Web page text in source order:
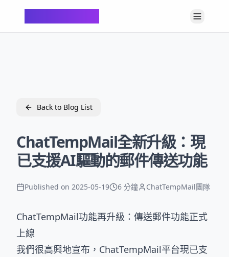
Back to Blog List
ChatTempMail全新升級：現
已支援AI驅動的郵件傳送功能
Published on 2025-05-19 6 分鐘 ChatTempMail團隊
ChatTempMail功能再升級：傳送郵件功能正式
上線
我們很高興地宣布，ChatTempMail平台現已支